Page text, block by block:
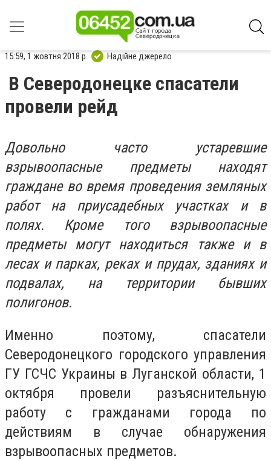
15:59, 1 жовтня 2018 р. Надійне джерело
В Северодонецке спасатели
провели рейд
Довольно часто устаревшие
взрывоопасные предметы находят
граждане во время проведения земляных
работ на приусадебных участках и в
полях. Кроме того взрывоопасные
предметы могут находиться также и в
лесах и парках, реках и прудах, зданиях и
подвалах, на территории бывших
полигонов.
Именно поэтому, спасатели
Северодонецкого городского управления
ГУ ГСЧС Украины в Луганской области, 1
октября провели разъяснительную
работу с гражданами города по
действиям в случае обнаружения
взрывоопасных предметов.